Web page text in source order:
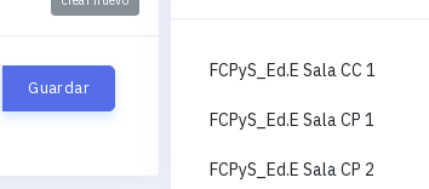
FCPyS_Ed.E Sala CC 1
FCPyS_Ed.E Sala CP 1
FCPyS_Ed.E Sala CP 2